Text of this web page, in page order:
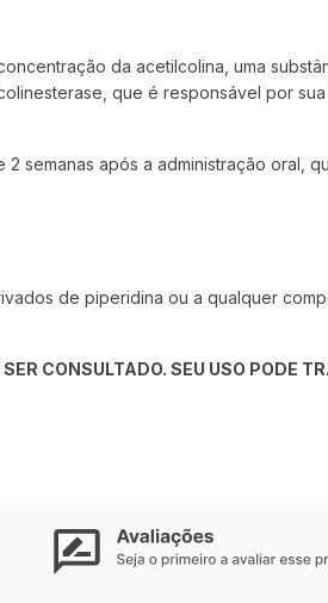
da acetilcolina, uma
que é responsável por sua
semanas após a administração oral,
de piperidina ou a qualquer
CONSULTADO. SEU USO PODE